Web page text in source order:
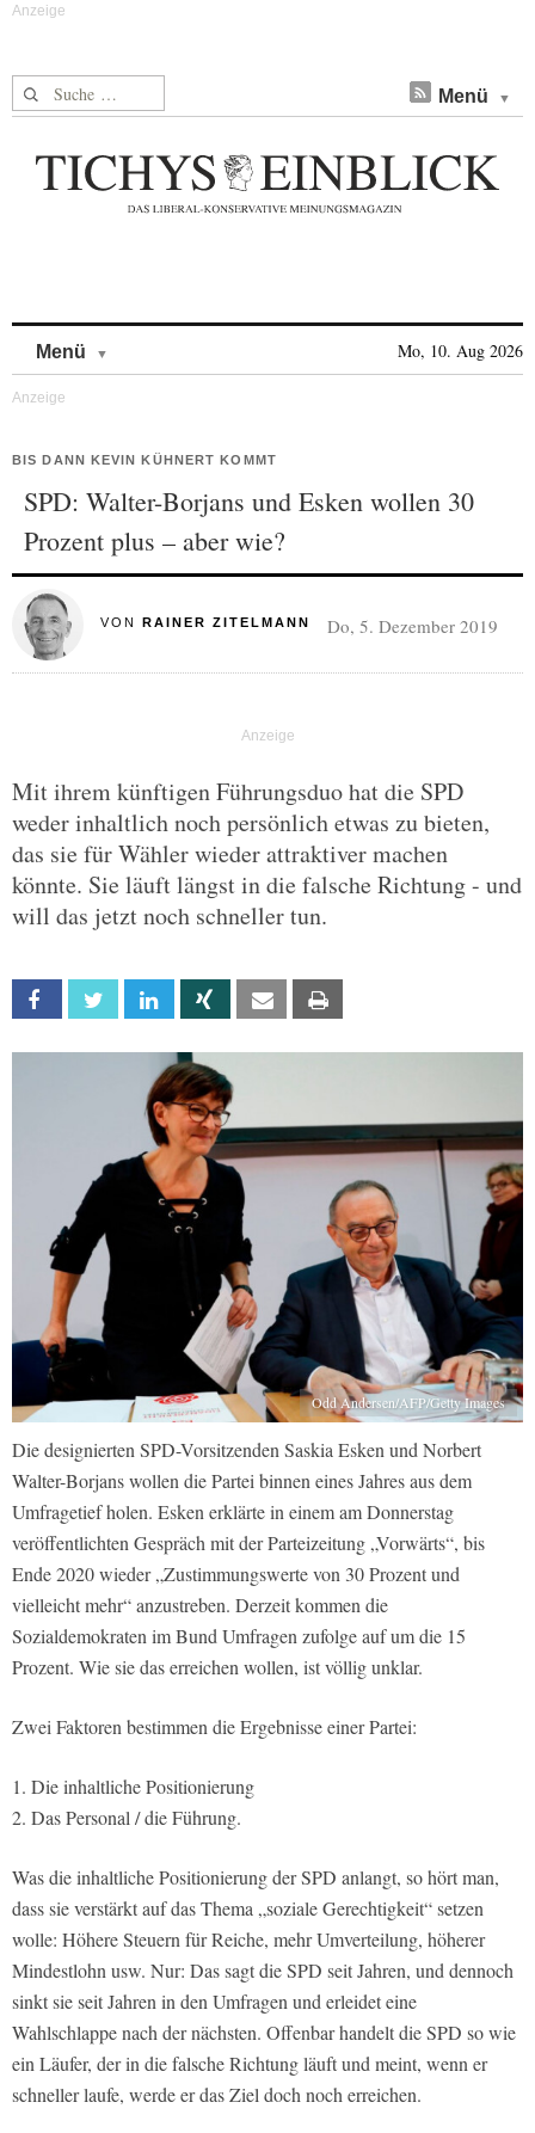
Suche nach: Menü
Menü Mo, 10. Aug 2026
BIS DANN KEVIN KÜHNERT KOMMT
SPD: Walter-Borjans und Esken wollen 30
Prozent plus – aber wie?
VON RAINER ZITELMANN Do, 5. Dezember 2019
Mit ihrem künftigen Führungsduo hat die SPD
weder inhaltlich noch persönlich etwas zu bieten,
das sie für Wähler wieder attraktiver machen
könnte. Sie läuft längst in die falsche Richtung - und
will das jetzt noch schneller tun.
Facebook Twitter Linkedin Xing Email
Odd Andersen/AFP/Getty Images
Die designierten SPD-Vorsitzenden Saskia Esken und Norbert
Walter-Borjans wollen die Partei binnen eines Jahres aus dem
Umfragetief holen. Esken erklärte in einem am Donnerstag
veröffentlichten Gespräch mit der Parteizeitung „Vorwärts“, bis
Ende 2020 wieder „Zustimmungswerte von 30 Prozent und
vielleicht mehr“ anzustreben. Derzeit kommen die
Sozialdemokraten im Bund Umfragen zufolge auf um die 15
Prozent. Wie sie das erreichen wollen, ist völlig unklar.
Zwei Faktoren bestimmen die Ergebnisse einer Partei:
1. Die inhaltliche Positionierung
2. Das Personal / die Führung.
Was die inhaltliche Positionierung der SPD anlangt, so hört man,
dass sie verstärkt auf das Thema „soziale Gerechtigkeit“ setzen
wolle: Höhere Steuern für Reiche, mehr Umverteilung, höherer
Mindestlohn usw. Nur: Das sagt die SPD seit Jahren, und dennoch
sinkt sie seit Jahren in den Umfragen und erleidet eine
Wahlschlappe nach der nächsten. Offenbar handelt die SPD so wie
ein Läufer, der in die falsche Richtung läuft und meint, wenn er
schneller laufe, werde er das Ziel doch noch erreichen.